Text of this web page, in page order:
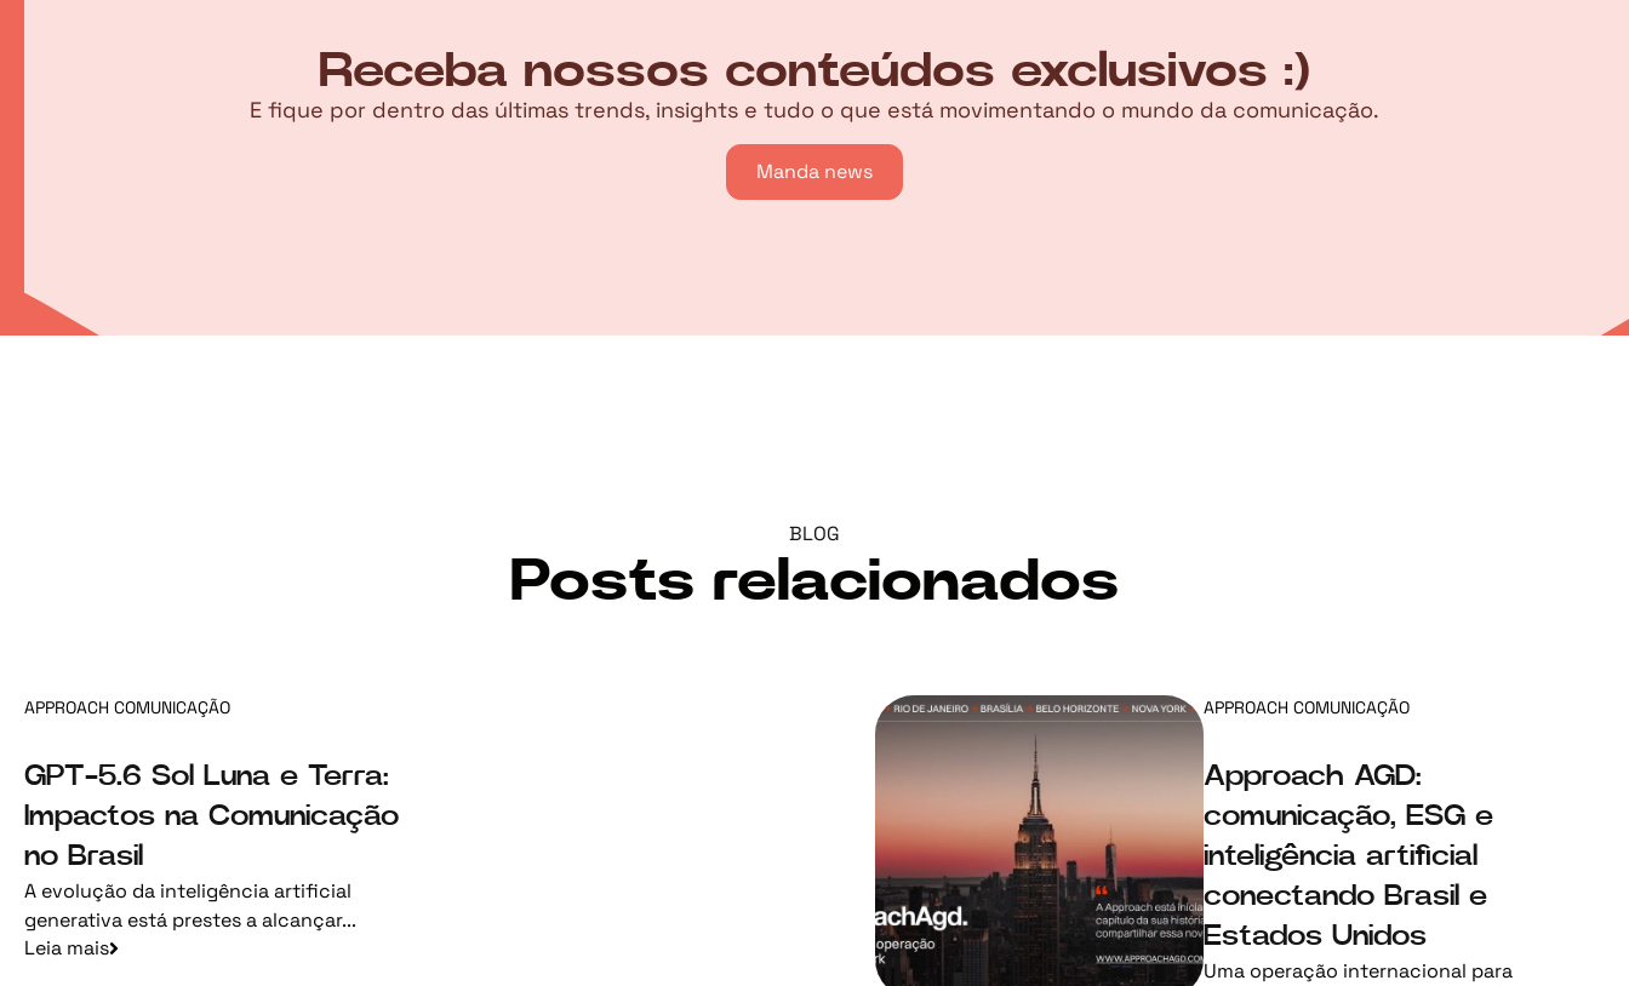
Receba nossos conteúdos exclusivos :)
E fique por dentro das últimas trends, insights e tudo o que está movimentando o mundo da comunicação.
Manda news
BLOG
Posts relacionados
APPROACH COMUNICAÇÃO
GPT-5.6 Sol Luna e Terra:
Impactos na Comunicação
no Brasil
A evolução da inteligência artificial
generativa está prestes a alcançar...
Leia mais
APPROACH COMUNICAÇÃO
Approach AGD:
comunicação, ESG e
inteligência artificial
conectando Brasil e
Estados Unidos
Uma operação internacional para